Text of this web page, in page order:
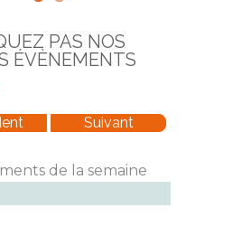
PAS NOS
ÉVÈNEMENTS
Suivant
de la semaine